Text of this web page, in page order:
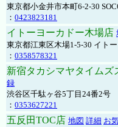
東京都小金井市本町6-2-30
： 0423823181
イトーヨーカドー木場店
東京都江東区木場1-5-30 イト
： 0358578321
新宿タカシマヤタイムズ
録
渋谷区千駄ヶ谷5丁目24番2号
： 0353627221
五反田TOC店 地図 詳細 お